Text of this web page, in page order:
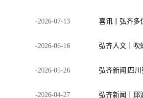
-2026-07-13 喜讯丨弘齐多
-2026-06-16 弘齐人文｜吹
-2026-05-26
-2026-04-27